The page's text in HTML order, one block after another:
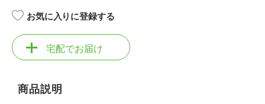
お気に入りに登録する
宅配でお届け
商品説明